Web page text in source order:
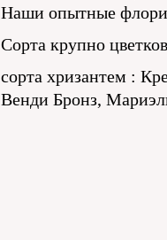
Наши опытные
Сорта крупно
сорта хризантем :
Венди Бронз,